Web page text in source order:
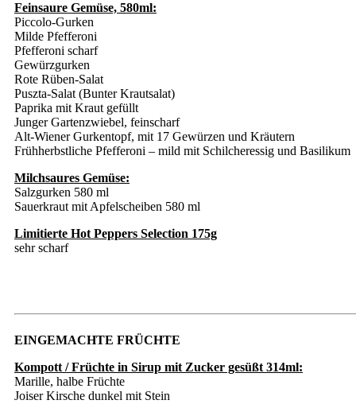
Feinsaure Gemüse, 580ml:
Piccolo-Gurken
Milde Pfefferoni
Pfefferoni scharf
Gewürzgurken
Rote Rüben-Salat
Puszta-Salat (Bunter Krautsalat)
Paprika mit Kraut gefüllt
Junger Gartenzwiebel, feinscharf
Alt-Wiener Gurkentopf, mit 17 Gewürzen und Kräutern
Frühherbstliche Pfefferoni – mild mit Schilcheressig und Basilikum
Milchsaures Gemüse:
Salzgurken 580 ml
Sauerkraut mit Apfelscheiben 580 ml
Limitierte Hot Peppers Selection 175g
sehr scharf
EINGEMACHTE FRÜCHTE
Kompott / Früchte in Sirup mit Zucker gesüßt 314ml:
Marille, halbe Früchte
Joiser Kirsche dunkel mit Stein